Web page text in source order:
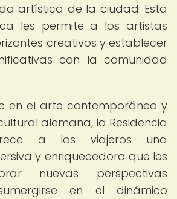
artística de la ciudad. Esta
les permite a los artistas
creativos y establecer
con la comunidad
en el arte contemporáneo y
alemana, la Residencia
a los viajeros una
y enriquecedora que les
nuevas perspectivas
en el dinámico